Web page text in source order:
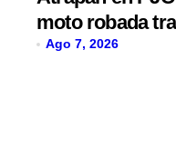
moto robada
Ponta Porã
Ago 7, 2026